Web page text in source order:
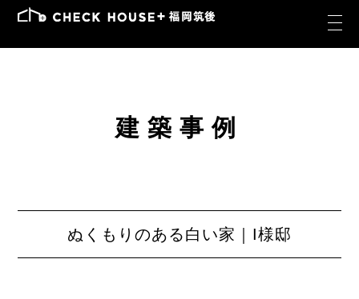
建築事例
ぬくもりのある白い家｜I様邸